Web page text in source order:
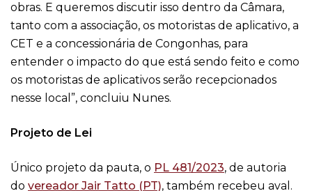
obras. E queremos discutir isso dentro da Câmara,
tanto com a associação, os motoristas de aplicativo, a
CET e a concessionária de Congonhas, para
entender o impacto do que está sendo feito e como
os motoristas de aplicativos serão recepcionados
nesse local”, concluiu Nunes.
Projeto de Lei
Único projeto da pauta, o PL 481/2023, de autoria
do vereador Jair Tatto (PT), também recebeu aval.